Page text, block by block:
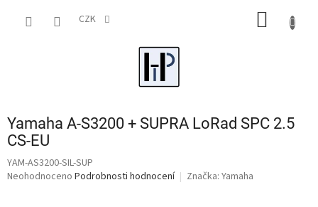
CZK
Yamaha A-S3200 + SUPRA LoRad SPC 2.5
CS-EU
YAM-AS3200-SIL-SUP
Průměrné
Neohodnoceno Podrobnosti hodnocení Značka: Yamaha